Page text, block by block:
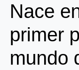
Nace
primer
mundo